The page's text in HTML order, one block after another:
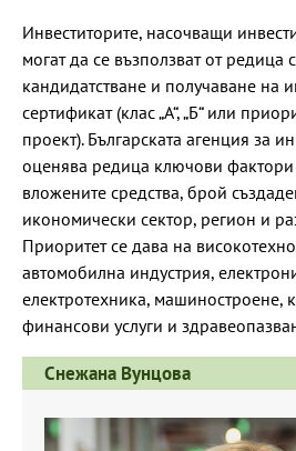
Инвеститорите, насочващи
могат да се възползват от редица
кандидатстване и получаване на
сертификат (клас „А“, „Б“ или
проект). Българската агенция за
оценява редица ключови фактори
вложените средства, брой
икономически сектор, регион и
Приоритет се дава на
автомобилна индустрия,
електротехника, машиностроене,
финансови услуги и
Снежана Вунцова